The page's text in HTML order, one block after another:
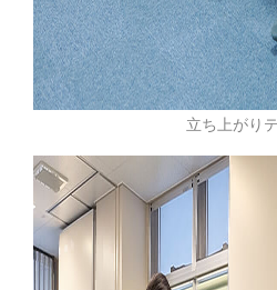
立ち上がり